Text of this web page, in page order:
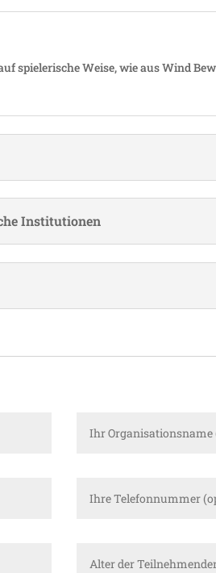
spie­le­ri­sche Weise, wie aus Wind
Institutionen